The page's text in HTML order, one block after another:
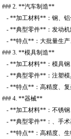
### 2. **汽车制造**
- **加工材料**：钢、铝
- **典型零件**：发动机
- **特点**：大批量生产
### 3. **模具制造**
- **加工材料**：模具钢
- **典型零件**：注塑模
- **特点**：高精度、复
### 4. **器械**
- **加工材料**：不锈钢
- **典型零件**：、手术
- **特点**：高精度、生